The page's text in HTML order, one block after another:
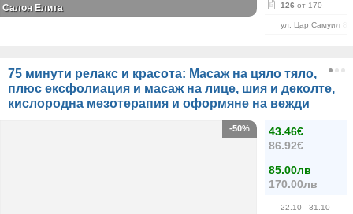
126 от 170
ул. Цар Самуил 84
Салон Елита
75 минути релакс и красота: Масаж на цяло тяло,
плюс ексфолиация и масаж на лице, шия и деколте,
кислородна мезотерапия и оформяне на вежди
43.46€
86.92€
85.00лв
170.00лв
22.10 - 31.10
-50%